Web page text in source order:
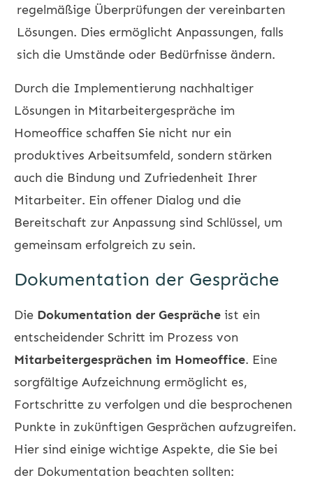
regelmäßige Überprüfungen der vereinbarten
Lösungen. Dies ermöglicht Anpassungen, falls
sich die Umstände oder Bedürfnisse ändern.
Durch die Implementierung nachhaltiger
Lösungen in Mitarbeitergespräche im
Homeoffice schaffen Sie nicht nur ein
produktives Arbeitsumfeld, sondern stärken
auch die Bindung und Zufriedenheit Ihrer
Mitarbeiter. Ein offener Dialog und die
Bereitschaft zur Anpassung sind Schlüssel, um
gemeinsam erfolgreich zu sein.
Dokumentation der Gespräche
Die Dokumentation der Gespräche ist ein
entscheidender Schritt im Prozess von
Mitarbeitergesprächen im Homeoffice. Eine
sorgfältige Aufzeichnung ermöglicht es,
Fortschritte zu verfolgen und die besprochenen
Punkte in zukünftigen Gesprächen aufzugreifen.
Hier sind einige wichtige Aspekte, die Sie bei
der Dokumentation beachten sollten: